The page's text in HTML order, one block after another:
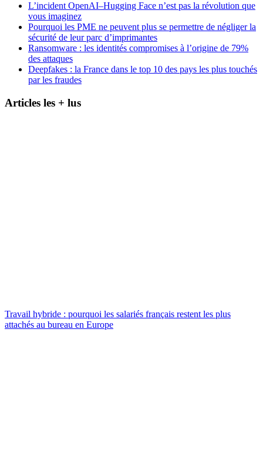
L’incident OpenAI–Hugging Face n’est pas la révolution que
vous imaginez
Pourquoi les PME ne peuvent plus se permettre de négliger la
sécurité de leur parc d’imprimantes
Ransomware : les identités compromises à l’origine de 79%
des attaques
Deepfakes : la France dans le top 10 des pays les plus touchés
par les fraudes
Articles les + lus
Travail hybride : pourquoi les salariés français restent les plus
attachés au bureau en Europe